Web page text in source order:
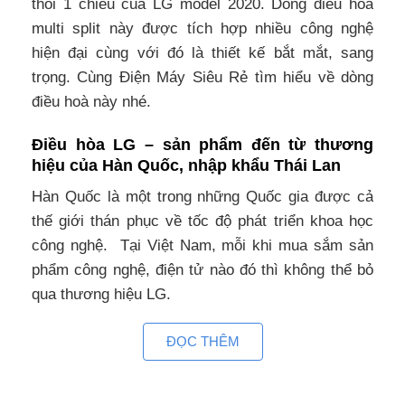
thổi 1 chiều của LG model 2020. Dòng điều hoà
multi split này được tích hợp nhiều công nghệ
hiện đại cùng với đó là thiết kế bắt mắt, sang
trọng. Cùng Điện Máy Siêu Rẻ tìm hiểu về dòng
điều hoà này nhé.
Điều hòa LG – sản phẩm đến từ thương
hiệu của Hàn Quốc, nhập khẩu Thái Lan
Hàn Quốc là một trong những Quốc gia được cả
thế giới thán phục về tốc độ phát triển khoa học
công nghệ. Tại Việt Nam, mỗi khi mua sắm sản
phẩm công nghệ, điện tử nào đó thì không thể bỏ
qua thương hiệu LG.
Điều hòa multi LG âm trần AMNQ24GTTA0 chính
hãng được sản xuất tại Thái Lan -Đất nước quy tụ
ĐỌC THÊM